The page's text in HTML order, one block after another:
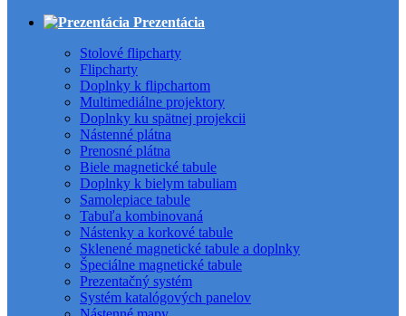
Prezentácia
Stolové flipcharty
Flipcharty
Doplnky k flipchartom
Multimediálne projektory
Doplnky ku spätnej projekcii
Nástenné plátna
Prenosné plátna
Biele magnetické tabule
Doplnky k bielym tabuliam
Samolepiace tabule
Tabuľa kombinovaná
Nástenky a korkové tabule
Sklenené magnetické tabule a doplnky
Špeciálne magnetické tabule
Prezentačný systém
Systém katalógových panelov